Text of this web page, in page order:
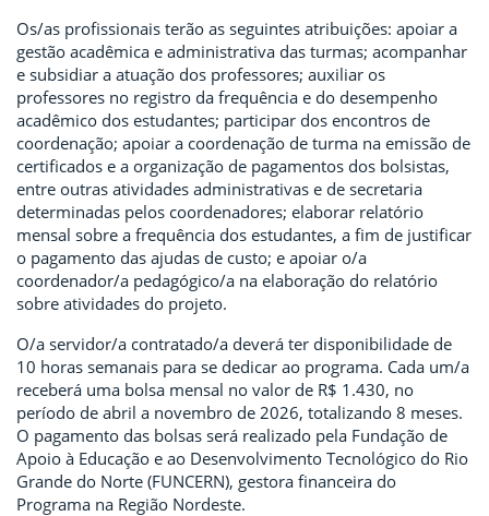
Os/as profissionais terão as seguintes atribuições: apoiar a
gestão acadêmica e administrativa das turmas; acompanhar
e subsidiar a atuação dos professores; auxiliar os
professores no registro da frequência e do desempenho
acadêmico dos estudantes; participar dos encontros de
coordenação; apoiar a coordenação de turma na emissão de
certificados e a organização de pagamentos dos bolsistas,
entre outras atividades administrativas e de secretaria
determinadas pelos coordenadores; elaborar relatório
mensal sobre a frequência dos estudantes, a fim de justificar
o pagamento das ajudas de custo; e apoiar o/a
coordenador/a pedagógico/a na elaboração do relatório
sobre atividades do projeto.
O/a servidor/a contratado/a deverá ter disponibilidade de
10 horas semanais para se dedicar ao programa. Cada um/a
receberá uma bolsa mensal no valor de R$ 1.430, no
período de abril a novembro de 2026, totalizando 8 meses.
O pagamento das bolsas será realizado pela Fundação de
Apoio à Educação e ao Desenvolvimento Tecnológico do Rio
Grande do Norte (FUNCERN), gestora financeira do
Programa na Região Nordeste.